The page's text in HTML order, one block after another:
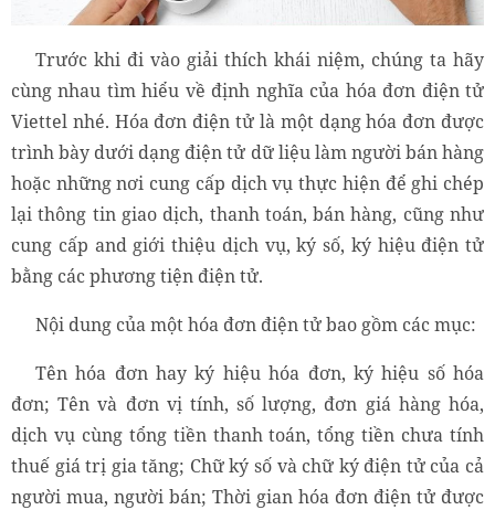
Hóa đơn điện tử Viettel là gì?
Trước khi đi vào giải thích khái niệm, chúng ta hãy
cùng nhau tìm hiểu về định nghĩa của hóa đơn điện tử
Viettel nhé. Hóa đơn điện tử là một dạnghóa đơn được
trình bày dưới dạng điện tử dữ liệu làm người bán hàng
hoặc những nơi cung cấp dịch vụ thực hiện để ghi chép
lại thông tin giao dịch, thanh toán, bán hàng, cũng như
cung cấp and giới thiệu dịch vụ, ký số, ký hiệu điện tử
bằng các phương tiện điện tử.
Nội dung của một hóa đơn điện tử bao gồm các mục:
Tên hóa đơn hay ký hiệu hóa đơn, ký hiệu số hóa
đơn; Tên và đơn vị tính, số lượng, đơn giá hàng hóa,
dịch vụ cùng tổng tiền thanh toán, tổng tiền chưa tính
thuế giá trị gia tăng; Chữ ký số và chữ ký điện tử của cả
người mua, người bán; Thời gian hóa đơn điện tử được